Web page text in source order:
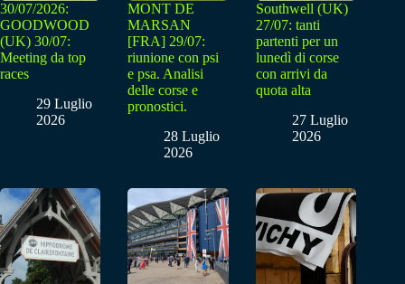
30/07/2026:
GOODWOOD
(UK) 30/07:
Meeting da top
races
29 Luglio
2026
MONT DE
MARSAN
[FRA] 29/07:
riunione con psi
e psa. Analisi
delle corse e
pronostici.
28 Luglio
2026
Southwell (UK)
27/07: tanti
partenti per un
lunedì di corse
con arrivi da
quota alta
27 Luglio
2026